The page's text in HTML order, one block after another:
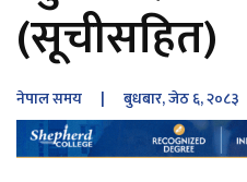
(सूचीसहित)
नेपाल समय | बुधबार, जेठ ६, २०८३